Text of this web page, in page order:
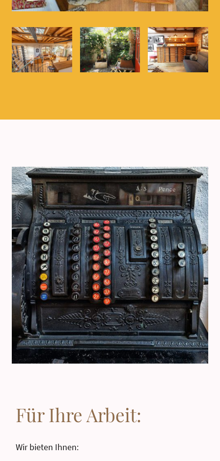
Für Ihre Arbeit:
Wir bieten Ihnen: